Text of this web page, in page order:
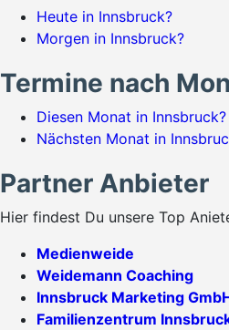
Heute in Innsbruck?
Morgen in Innsbruck?
Termine nach
Diesen Monat in Innsbruck?
Nächsten Monat in
Partner Anbieter
Hier findest Du unsere Top
Medienweide
Weidemann Coaching
Innsbruck Marketing
Familienzentrum